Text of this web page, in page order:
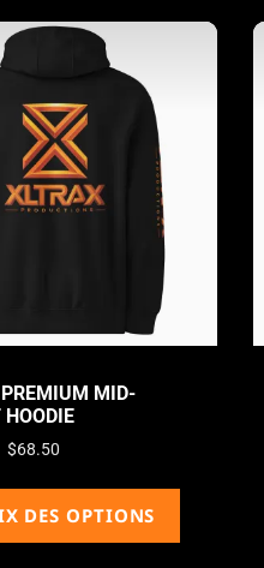
MID-
$68.50
DES OPTIONS